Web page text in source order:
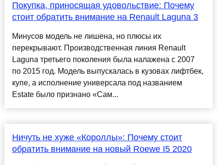
Покупка, приносящая удовольствие: Почему
стоит обратить внимание на Renault Laguna 3
Минусов модель не лишена, но плюсы их
перекрывают. Производственная линия Renault
Laguna третьего поколения была налажена с 2007
по 2015 год. Модель выпускалась в кузовах лифтбек,
купе, а исполнение универсала под названием
Estate было признано «Сам...
Ничуть не хуже «Короллы»: Почему стоит
обратить внимание на новый Roewe I5 2020